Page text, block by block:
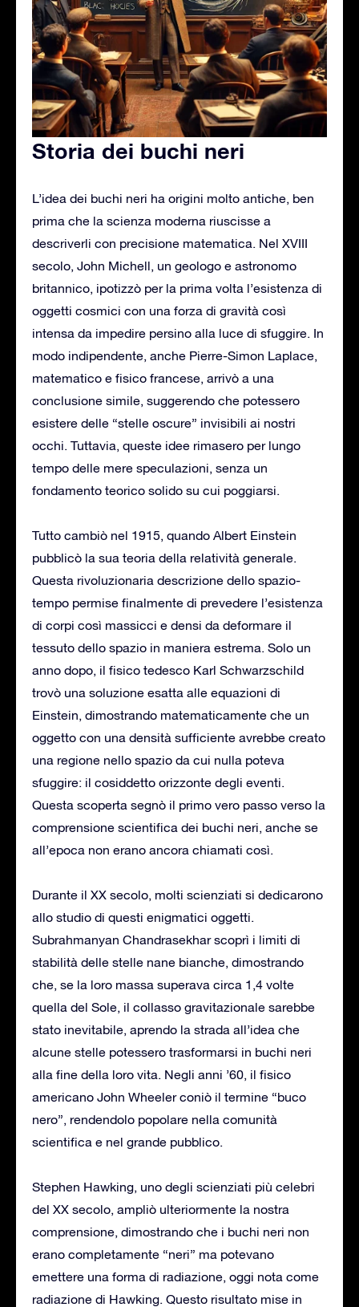
Storia dei buchi neri
L’idea dei buchi neri ha origini molto antiche, ben
prima che la scienza moderna riuscisse a
descriverli con precisione matematica. Nel XVIII
secolo, John Michell, un geologo e astronomo
britannico, ipotizzò per la prima volta l’esistenza di
oggetti cosmici con una forza di gravità così
intensa da impedire persino alla luce di sfuggire. In
modo indipendente, anche Pierre-Simon Laplace,
matematico e fisico francese, arrivò a una
conclusione simile, suggerendo che potessero
esistere delle “stelle oscure” invisibili ai nostri
occhi. Tuttavia, queste idee rimasero per lungo
tempo delle mere speculazioni, senza un
fondamento teorico solido su cui poggiarsi.
Tutto cambiò nel 1915, quando Albert Einstein
pubblicò la sua teoria della relatività generale.
Questa rivoluzionaria descrizione dello spazio-
tempo permise finalmente di prevedere l’esistenza
di corpi così massicci e densi da deformare il
tessuto dello spazio in maniera estrema. Solo un
anno dopo, il fisico tedesco Karl Schwarzschild
trovò una soluzione esatta alle equazioni di
Einstein, dimostrando matematicamente che un
oggetto con una densità sufficiente avrebbe creato
una regione nello spazio da cui nulla poteva
sfuggire: il cosiddetto orizzonte degli eventi.
Questa scoperta segnò il primo vero passo verso la
comprensione scientifica dei buchi neri, anche se
all’epoca non erano ancora chiamati così.
Durante il XX secolo, molti scienziati si dedicarono
allo studio di questi enigmatici oggetti.
Subrahmanyan Chandrasekhar scoprì i limiti di
stabilità delle stelle nane bianche, dimostrando
che, se la loro massa superava circa 1,4 volte
quella del Sole, il collasso gravitazionale sarebbe
stato inevitabile, aprendo la strada all’idea che
alcune stelle potessero trasformarsi in buchi neri
alla fine della loro vita. Negli anni ’60, il fisico
americano John Wheeler coniò il termine “buco
nero”, rendendolo popolare nella comunità
scientifica e nel grande pubblico.
Stephen Hawking, uno degli scienziati più celebri
del XX secolo, ampliò ulteriormente la nostra
comprensione, dimostrando che i buchi neri non
erano completamente “neri” ma potevano
emettere una forma di radiazione, oggi nota come
radiazione di Hawking. Questo risultato mise in